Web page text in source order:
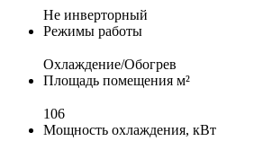
Не инверторный
Режимы работы
Охлаждение/Обогрев
Площадь помещения м²
106
Мощность охлаждения, кВт